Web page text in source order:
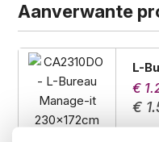
Aanverwante
L-
€
€